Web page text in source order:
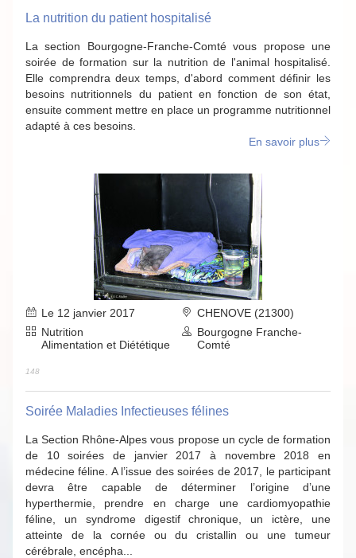
La nutrition du patient hospitalisé
La section Bourgogne-Franche-Comté vous propose une
soirée de formation sur la nutrition de l'animal hospitalisé.
Elle comprendra deux temps, d'abord comment définir les
besoins nutritionnels du patient en fonction de son état,
ensuite comment mettre en place un programme nutritionnel
adapté à ces besoins.
En savoir plus
Le 12 janvier 2017
CHENOVE (21300)
Nutrition
Alimentation et Diététique
Bourgogne Franche-
Comté
148
Soirée Maladies Infectieuses félines
La Section Rhône-Alpes vous propose un cycle de formation
de 10 soirées de janvier 2017 à novembre 2018 en
médecine féline. A l’issue des soirées de 2017, le participant
devra être capable de déterminer l’origine d’une
hyperthermie, prendre en charge une cardiomyopathie
féline, un syndrome digestif chronique, un ictère, une
atteinte de la cornée ou du cristallin ou une tumeur
cérébrale, encépha...